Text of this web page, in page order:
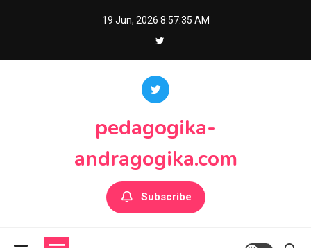
19 Jun, 2026 8:57:37 AM
pedagogika-
andragogika.com
Subscribe